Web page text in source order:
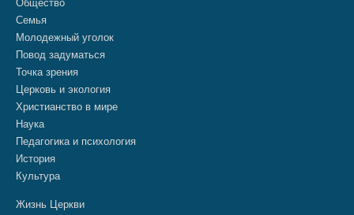
Общество
Семья
Молодежный уголок
Повод задуматься
Точка зрения
Церковь и экология
Христианство в мире
Наука
Педагогика и психология
История
Культура
Жизнь Церкви